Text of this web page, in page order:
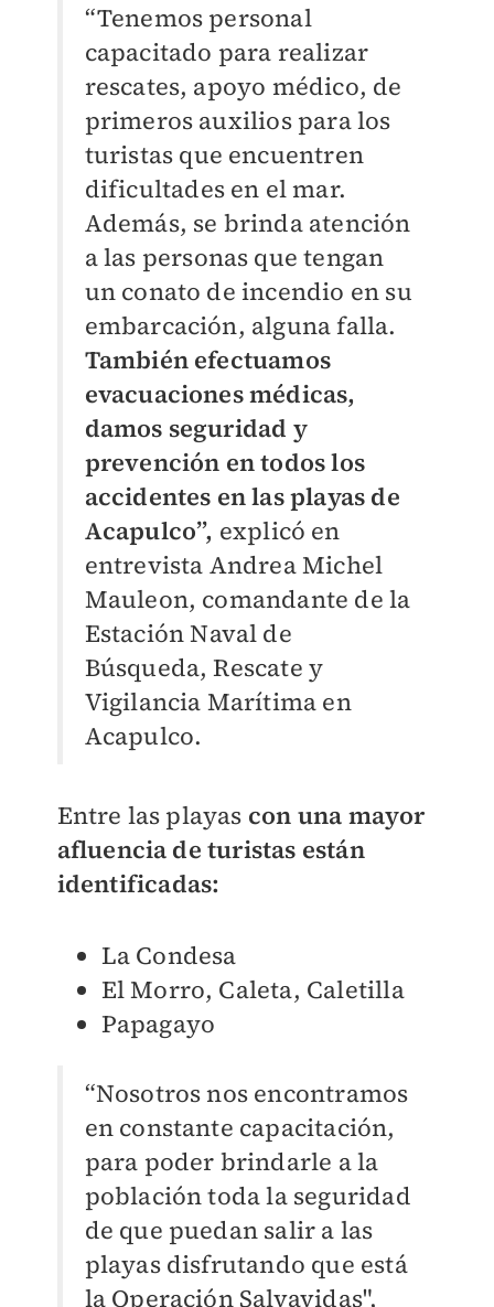
“Tenemos personal
capacitado para realizar
rescates, apoyo médico, de
primeros auxilios para los
turistas que encuentren
dificultades en el mar.
Además, se brinda atención
a las personas que tengan
un conato de incendio en su
embarcación, alguna falla.
También efectuamos
evacuaciones médicas,
damos seguridad y
prevención en todos los
accidentes en las playas de
Acapulco”, explicó en
entrevista Andrea Michel
Mauleon, comandante de la
Estación Naval de
Búsqueda, Rescate y
Vigilancia Marítima en
Acapulco.
Entre las playas con una mayor
afluencia de turistas están
identificadas:
La Condesa
El Morro, Caleta, Caletilla
Papagayo
“Nosotros nos encontramos
en constante capacitación,
para poder brindarle a la
población toda la seguridad
de que puedan salir a las
playas disfrutando que está
la Operación Salvavidas",